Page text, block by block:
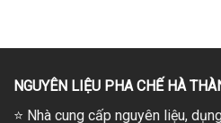
NGUYÊN LIỆU PHA CHẾ HÀ
⭐ Nhà cung cấp nguyên liệu,